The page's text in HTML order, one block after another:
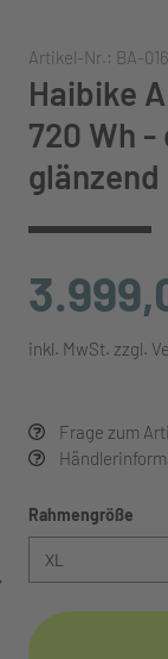
Artikel-Nr.: BA-
Haibike
720 Wh
glänzend
inkl. MwSt. zzgl.
Frage zum
Rahmengröße